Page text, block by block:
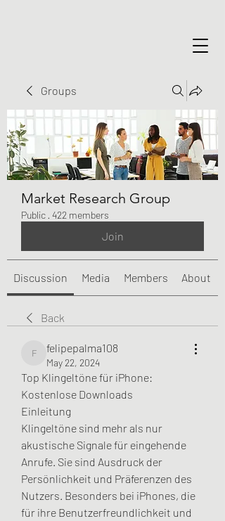
Groups
Market Research Group
Public · 422 members
Join
Discussion Media Members About
Back
felipepalma108
felipepalma108
May 22, 2024
Top Klingeltöne für iPhone:
Kostenlose Downloads
Einleitung
Klingeltöne sind mehr als nur
akustische Signale für eingehende
Anrufe. Sie sind Ausdruck der
Persönlichkeit und Präferenzen des
Nutzers. Besonders bei iPhones, die
für ihre Benutzerfreundlichkeit und